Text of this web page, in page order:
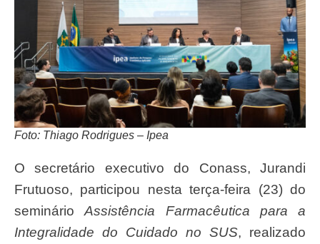
Foto: Thiago Rodrigues – Ipea
O secretário executivo do Conass, Jurandi
Frutuoso, participou nesta terça-feira (23) do
seminárioAssistência Farmacêutica para a
Integralidade do Cuidado no SUS, realizado